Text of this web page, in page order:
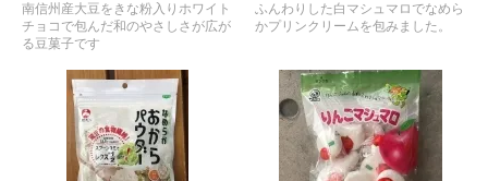
南信州産大豆をきな粉入りホワイト
チョコで包んだ和のやさしさが広が
る豆菓子です
ふんわりした白マシュマロでなめら
かプリンクリームを包みました。